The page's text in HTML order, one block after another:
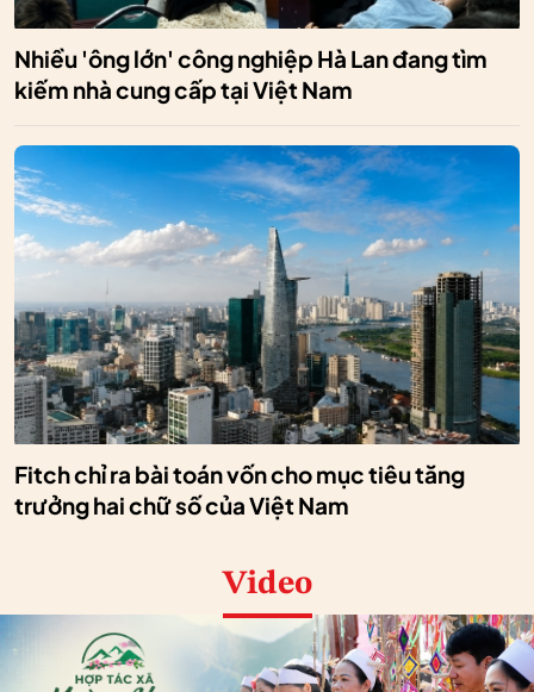
Nhiều 'ông lớn' công nghiệp Hà Lan đang tìm
kiếm nhà cung cấp tại Việt Nam
Fitch chỉ ra bài toán vốn cho mục tiêu tăng
trưởng hai chữ số của Việt Nam
Video